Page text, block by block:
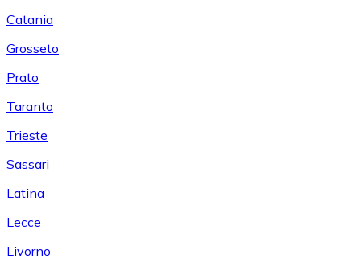
Catania
Grosseto
Prato
Taranto
Trieste
Sassari
Latina
Lecce
Livorno